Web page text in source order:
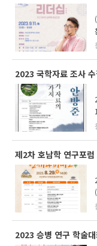
2023 국학자료 조사
제2차 호남학 연구포
2023 승병 연구 학술